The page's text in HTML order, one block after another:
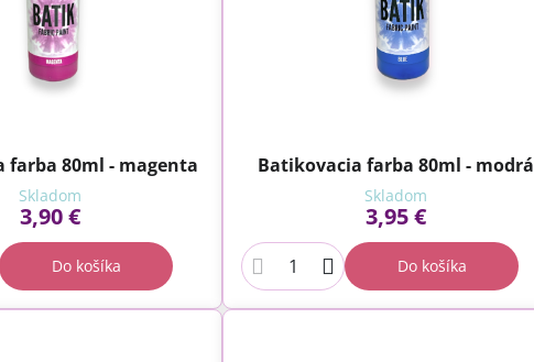
farba 80ml - magenta
Skladom
3,90 €
Do košíka
Batikovacia farba 80ml - modrá
Skladom
3,95 €
Do košíka